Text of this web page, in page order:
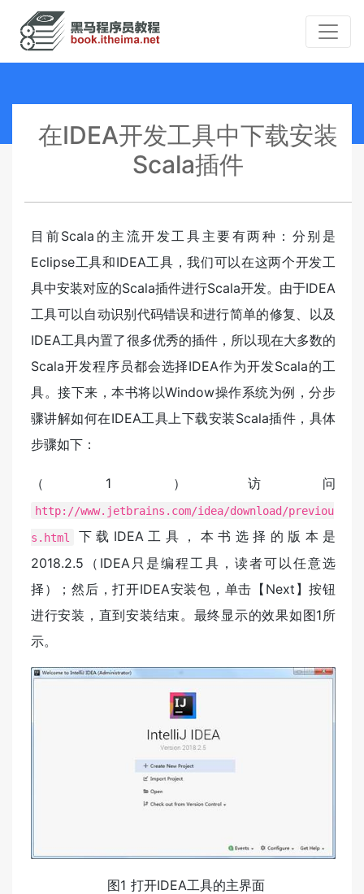
在IDEA开发工具中下载安装
Scala插件
目前Scala的主流开发工具主要有两种：分别是
Eclipse工具和IDEA工具，我们可以在这两个开发工
具中安装对应的Scala插件进行Scala开发。由于IDEA
工具可以自动识别代码错误和进行简单的修复、以及
IDEA工具内置了很多优秀的插件，所以现在大多数的
Scala开发程序员都会选择IDEA作为开发Scala的工
具。接下来，本书将以Window操作系统为例，分步
骤讲解如何在IDEA工具上下载安装Scala插件，具体
步骤如下：
（1）访问
http://www.jetbrains.com/idea/download/previou
s.html
下载IDEA工具，本书选择的版本是
2018.2.5（IDEA只是编程工具，读者可以任意选
择）；然后，打开IDEA安装包，单击【Next】按钮
进行安装，直到安装结束。最终显示的效果如图1所
示。
​ 图1 打开IDEA工具的主界面